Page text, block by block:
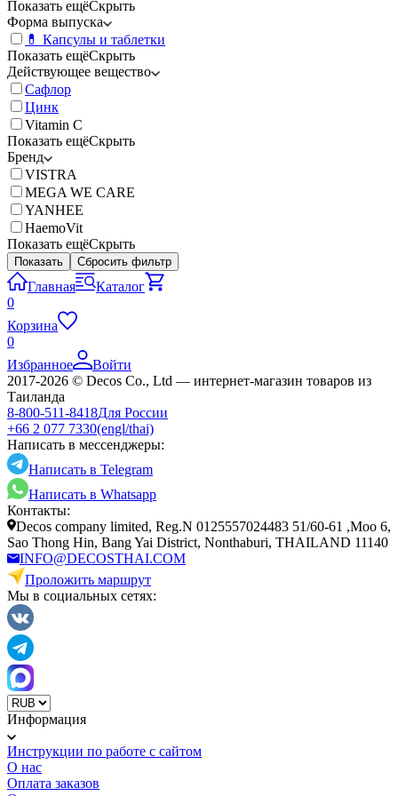
Показать ещёСкрыть
Форма выпуска
💊 Капсулы и таблетки
Показать ещёСкрыть
Действующее вещество
Сафлор
Цинк
Vitamin C
Показать ещёСкрыть
Бренд
VISTRA
MEGA WE CARE
YANHEE
HaemoVit
Показать ещёСкрыть
Показать Сбросить фильтр
Главная
Каталог
0
Корзина
0
Избранное
Войти
2017-2026 © Decos Co., Ltd — интернет-магазин товаров из
Таиланда
8-800-511-8418Для России
+66 2 077 7330(engl/thai)
Написать в мессенджеры:
Написать в Telegram
Написать в Whatsapp
Контакты:
Decos company limited, Reg.N 0125557024483 51/60-61 ,Moo 6,
Sao Thong Hin, Bang Yai District, Nonthaburi, THAILAND 11140
INFO@DECOSTHAI.COM
Проложить маршрут
Мы в социальных сетях:
Информация
Инструкции по работе с сайтом
О нас
Оплата заказов